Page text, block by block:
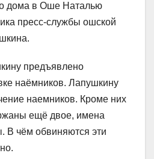
дома в Оше Наталью
пресс-службы ошской
предъявлено
наёмников. Лапушкину
наемников. Кроме них
ещё двое, имена
В чём обвиняются эти